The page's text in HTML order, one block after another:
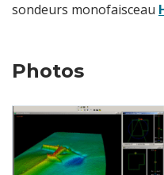
sondeurs monofaisceau
Photos